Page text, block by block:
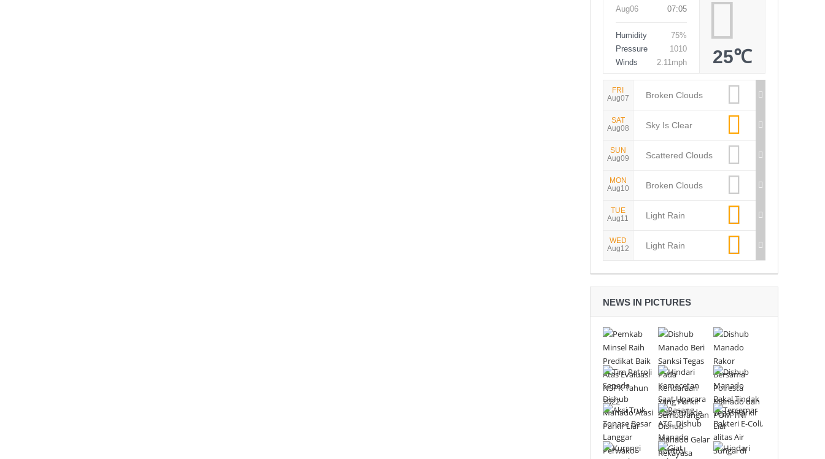
Aug06 07:05
Humidity
75%
Pressure
1010
Winds
2.11mph 25℃
FRI
Aug07
Broken Clouds
SAT
Aug08
Sky Is Clear
SUN
Aug09
Scattered Clouds
MON
Aug10
Broken Clouds
TUE
Aug11
Light Rain
WED
Aug12
Light Rain
NEWS IN PICTURES